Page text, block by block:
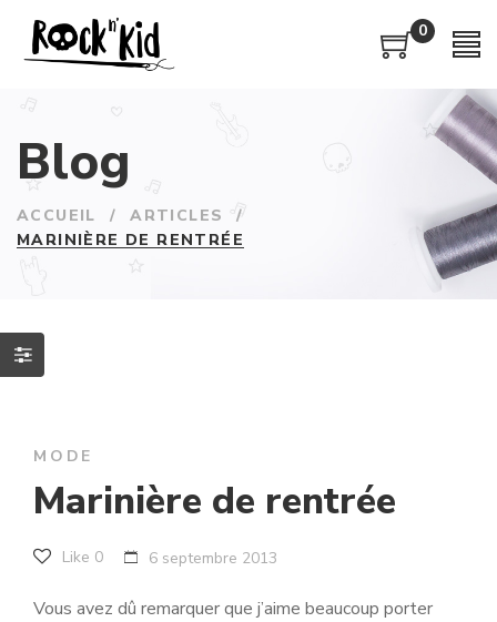
0
Blog
ACCUEIL / ARTICLES
/
MARINIÈRE DE RENTRÉE
MODE
Marinière de rentrée
Like 0 6 septembre 2013
Vous avez dû remarquer que j’aime beaucoup porter